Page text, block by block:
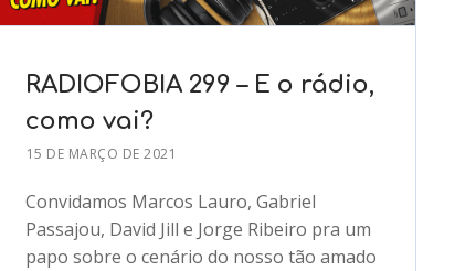
RADIOFOBIA 299 – E o rádio,
como vai?
15 DE MARÇO DE 2021
Convidamos Marcos Lauro, Gabriel
Passajou, David Jill e Jorge Ribeiro pra um
papo sobre o cenário do nosso tão amado